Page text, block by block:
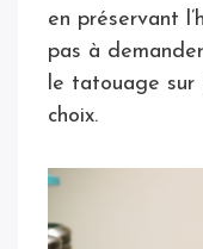
en préservant
pas à
le tatouage
choix.